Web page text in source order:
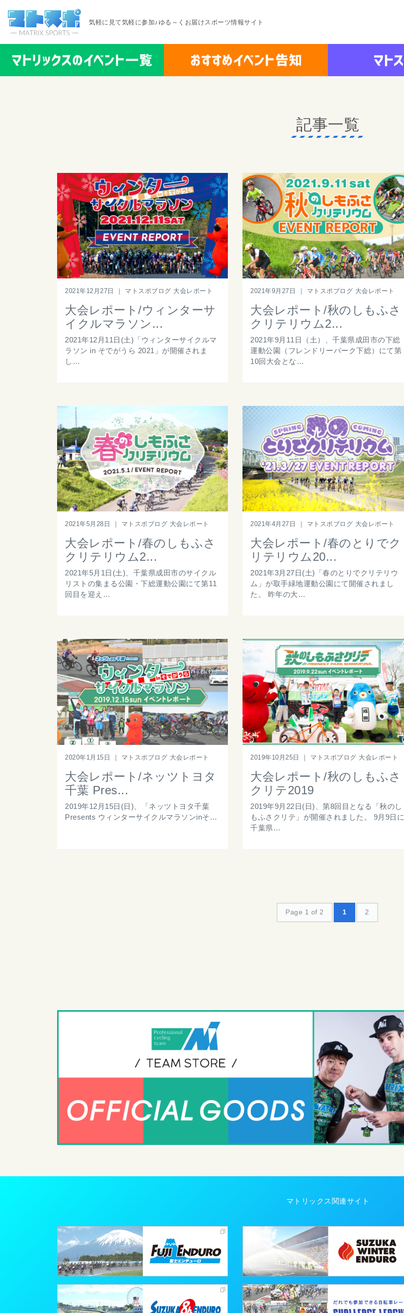
気軽に見て気軽に参加♪ゆる～くお届けスポーツ情報サイト
記事一覧
2021年12月27日 ｜ マトスポブログ 大会レポート
大会レポート/ウィンターサ
イクルマラソン...
2021年12月11日(土)「ウィンターサイクルマ
ラソン in そでがうら 2021」が開催されま
し…
2021年9月27日 ｜ マトスポブログ 大会レポート
大会レポート/秋のしもふさ
クリテリウム2...
2021年9月11日（土）、千葉県成田市の下総
運動公園（フレンドリーパーク下総）にて第
10回大会とな…
2021年5月28日 ｜ マトスポブログ 大会レポート
大会レポート/春のしもふさ
クリテリウム2...
2021年5月1日(土)、千葉県成田市のサイクル
リストの集まる公園・下総運動公園にて第11
回目を迎え…
2021年4月27日 ｜ マトスポブログ 大会レポート
大会レポート/春のとりでク
リテリウム20...
2021年3月27日(土)「春のとりでクリテリウ
ム」が取手緑地運動公園にて開催されまし
た。 昨年の大…
2020年1月15日 ｜ マトスポブログ 大会レポート
大会レポート/ネッツトヨタ
千葉 Pres...
2019年12月15日(日)、「ネッツトヨタ千葉
Presents ウィンターサイクルマラソンinそ…
2019年10月25日 ｜ マトスポブログ 大会レポート
大会レポート/秋のしもふさ
クリテ2019
2019年9月22日(日)、第8回目となる「秋のし
もふさクリテ」が開催されました。 9月9日に
千葉県…
Page 1 of 2 1 2
マトリックス関連サイト